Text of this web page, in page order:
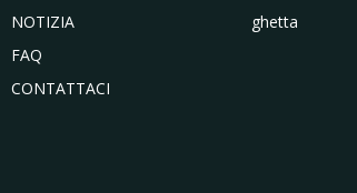
NOTIZIA
FAQ
CONTATTACI
ghetta